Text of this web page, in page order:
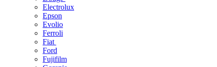
Electrolux
Epson
Evolio
Ferroli
Fiat
Ford
Fujifilm